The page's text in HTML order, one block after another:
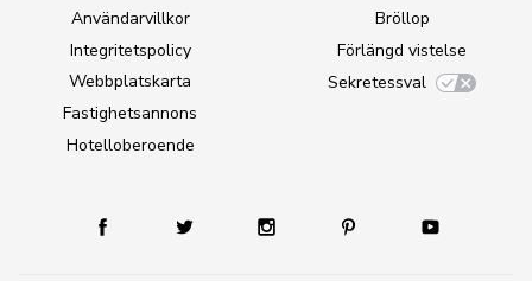
Användarvillkor
Integritetspolicy
Webbplatskarta
Fastighetsannons
Hotelloberoende
Bröllop
Förlängd vistelse
Sekretessval